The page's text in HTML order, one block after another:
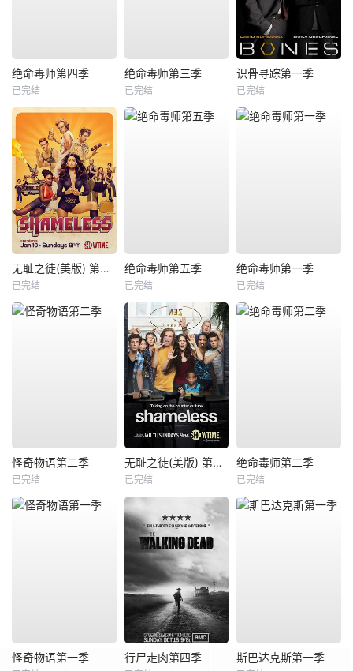
绝命毒师第四季
已完结
绝命毒师第三季
已完结
识骨寻踪第一季
已完结
无耻之徒(美版) 第六季
已完结
绝命毒师第五季
已完结
绝命毒师第一季
已完结
怪奇物语第二季
已完结
无耻之徒(美版) 第五季
已完结
绝命毒师第二季
已完结
怪奇物语第一季 行尸走肉第四季 斯巴达克斯第一季